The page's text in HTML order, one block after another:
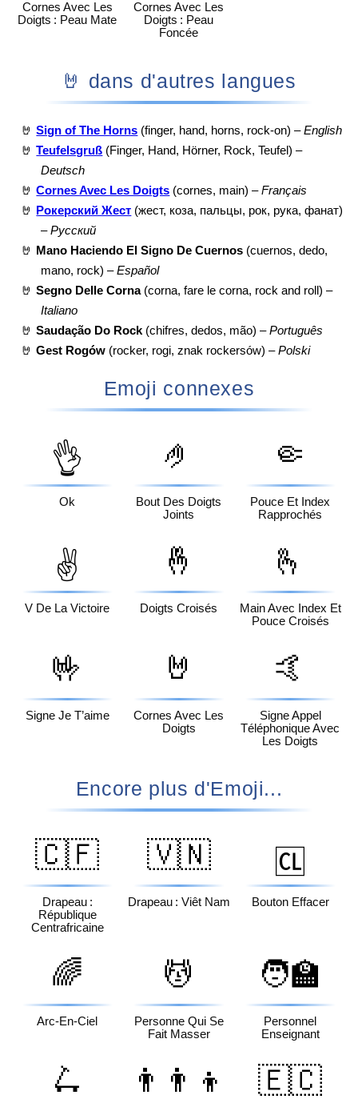
Cornes Avec Les
Doigts : Peau Mate
Cornes Avec Les
Doigts : Peau
Foncée
🤘 dans d'autres langues
🤘 Sign of The Horns (finger, hand, horns, rock-on) –English
🤘 Teufelsgruß (Finger, Hand, Hörner, Rock, Teufel) –
Deutsch
🤘 Cornes Avec Les Doigts (cornes, main) –Français
🤘
Рокерский Жест (жест, коза, пальцы, рок, рука, фанат)
–Русский
🤘
Mano Haciendo El Signo De Cuernos (cuernos, dedo,
mano, rock) –Español
🤘 Segno Delle Corna(corna, fare le corna, rock and roll) –
Italiano
🤘 Saudação Do Rock (chifres, dedos, mão) –Português
🤘 Gest Rogów (rocker, rogi, znak rockersów) –Polski
Emoji connexes
👌
Ok
🤌
Bout Des Doigts
Joints
🤏
Pouce Et Index
Rapprochés
✌️
V De La Victoire
🤞
Doigts Croisés
🫰
Main Avec Index Et
Pouce Croisés
🤟
Signe Je T’aime
🤘
Cornes Avec Les
Doigts
🤙
Signe Appel
Téléphonique Avec
Les Doigts
Encore plus d'Emoji...
🇨🇫
Drapeau :
République
Centrafricaine
🇻🇳
Drapeau : Viêt Nam
🆑
Bouton Effacer
🌈
Arc-En-Ciel
💆
Personne Qui Se
Fait Masser
🧑‍🏫
Personnel
Enseignant
🛴 👨‍👨‍👦 🇪🇨